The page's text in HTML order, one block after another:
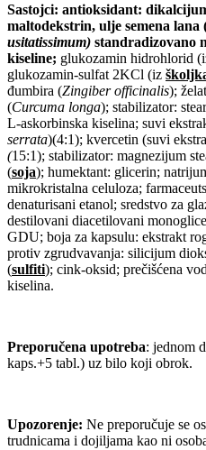
Sastojci: antioksidant:
maltodekstrin, ulje semena lana
usitatissimum) standradizovano
kiseline; glukozamin hidrohlorid
glukozamin-sulfat 2KCl (iz
đumbira (Zingiber officinalis);
(Curcuma longa); stabilizator:
L-askorbinska kiselina; suvi
serrata)(4:1); kvercetin (suvi
(15:1); stabilizator: magnezijum
(soja); humektant: glicerin;
mikrokristalna celuloza;
denaturisani etanol; sredstvo za
destilovani diacetilovani
GDU; boja za kapsulu: ekstrakt
protiv zgrudvavanja: silicijum
(sulfiti); cink-oksid; prečišćena
kiselina.
Preporučena upotreba: jednom
kaps.+5 tabl.) uz bilo koji obrok.
Upozorenje: Ne preporučuje se
trudnicama i dojiljama kao ni